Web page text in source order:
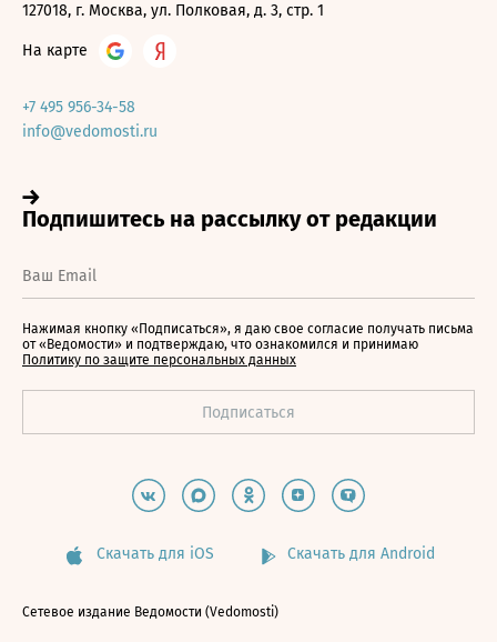
127018, г. Москва, ул. Полковая, д. 3, стр. 1
На карте
+7 495 956-34-58
info@vedomosti.ru
Нажимая кнопку «Подписаться», я даю свое согласие получать письма
от «Ведомости» и подтверждаю, что ознакомился и принимаю
Политику по защите персональных данных
Скачать для iOS Скачать для Android
Сетевое издание Ведомости (Vedomosti)